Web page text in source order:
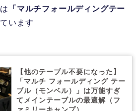
「マルチフォールディングテー
います
【他のテーブル不要になった】
「マルチ フォールディング テー
ブル（モンベル）」は万能すぎ
てメインテーブルの最適解（フ